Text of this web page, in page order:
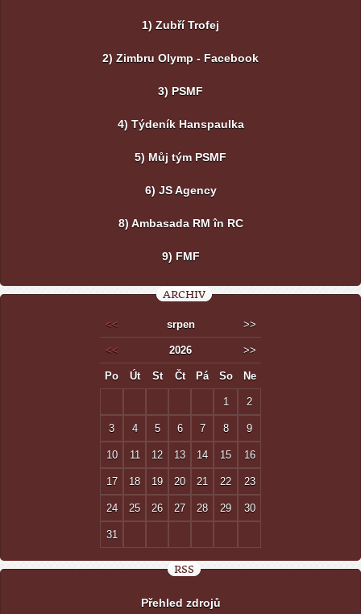
1) Zubří Trofej
2) Zimbru Olymp - Facebook
3) PSMF
4) Týdeník Hanspaulka
5) Můj tým PSMF
6) JS Agency
8) Ambasada RM în RC
9) FMF
ARCHIV
<< srpen >>
<< 2026 >>
Po Út St Čt Pá So Ne
1 2
3 4 5 6 7 8 9
10 11 12 13 14 15 16
17 18 19 20 21 22 23
24 25 26 27 28 29 30
31
RSS
Přehled zdrojů